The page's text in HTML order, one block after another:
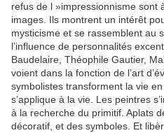
refus de l »impressionnisme sont
images. Ils montrent un intérêt
mysticisme et se rassemblent au
l’influence de personnalités
Baudelaire, Théophile Gautier,
voient dans la fonction de l’art
symbolistes transforment la vie
s’applique à la vie. Les peintres
à la recherche du primitif. Aplats
décoratif, et des symboles. Et